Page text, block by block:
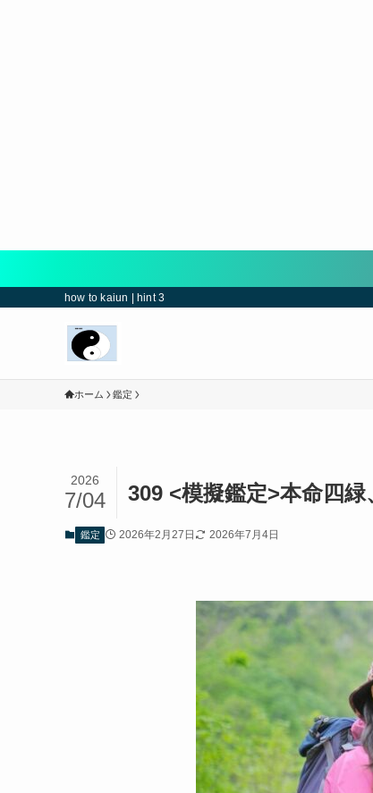
how to kaiun | hint 3
ホーム 鑑定
309 <模擬鑑定>本命四
2026
7/04
鑑定 2026年2月27日 2026年7月4日